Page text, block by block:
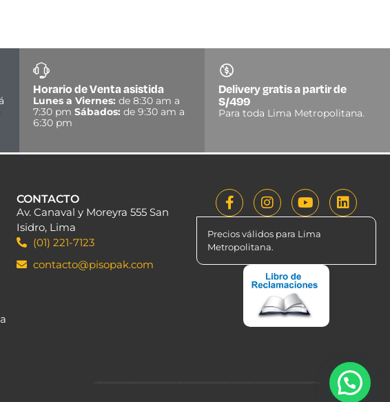
Horario de Venta asistida
Lunes a Viernes: de 8:30 am a
7:30 pmSábados: de 9:30 am a
6:30 pm
Delivery gratis a partir de
S/499
Para toda Lima Metropolitana.
CONTACTO
Av. Canaval y Moreyra 555 San
Isidro, Lima
(01) 221-7123
contacto@pisopak.com
Precios válidos para Lima
Metropolitana.